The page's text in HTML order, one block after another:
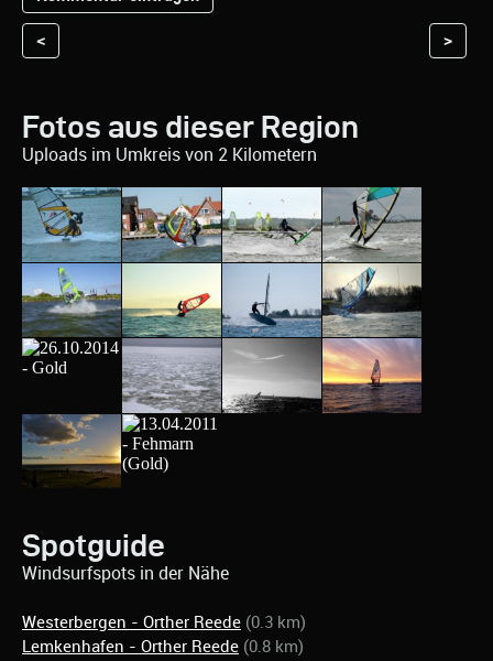
< >
Fotos aus dieser Region
Uploads im Umkreis von 2 Kilometern
Spotguide
Windsurfspots in der Nähe
Westerbergen - Orther Reede (0.3 km)
Lemkenhafen - Orther Reede (0.8 km)